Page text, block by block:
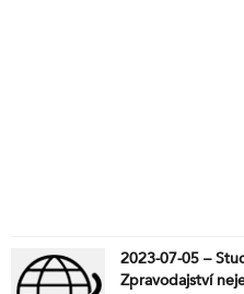
2023-07-05 –
Zpravodajství